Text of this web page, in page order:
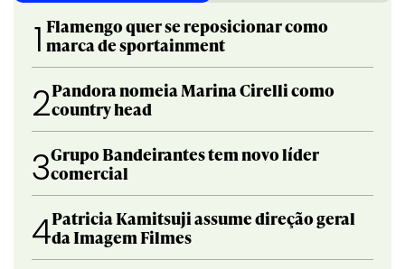
1 Flamengo quer se reposicionar como
marca de sportainment
2Pandora nomeia Marina Cirelli como
country head
3Grupo Bandeirantes tem novo líder
comercial
4Patricia Kamitsuji assume direção geral
da Imagem Filmes